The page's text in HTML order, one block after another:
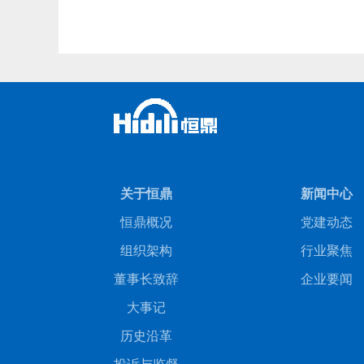
关于恒鼎
恒鼎概况
组织架构
董事长致辞
大事记
历史沿革
新闻中心
党建动态
行业聚焦
企业要闻